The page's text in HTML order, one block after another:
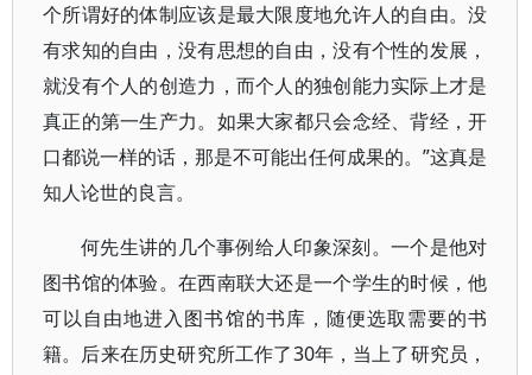
个所谓好的体制应该是最大限度地允许人的自由。没
有求知的自由，没有思想的自由，没有个性的发展，
就没有个人的创造力，而个人的独创能力实际上才是
真正的第一生产力。如果大家都只会念经、背经，开
口都说一样的话，那是不可能出任何成果的。”这真是
知人论世的良言。
何先生讲的几个事例给人印象深刻。一个是他对
图书馆的体验。在西南联大还是一个学生的时候，他
可以自由地进入图书馆的书库，随便选取需要的书
籍。后来在历史研究所工作了30年，当上了研究员，